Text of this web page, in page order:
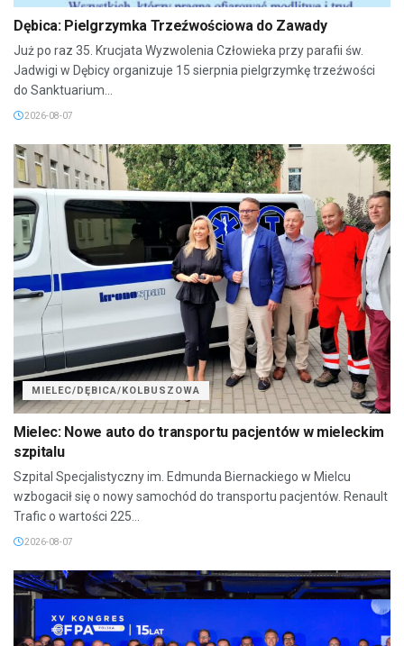
Dębica: Pielgrzymka Trzeźwościowa do Zawady
Już po raz 35. Krucjata Wyzwolenia Człowieka przy parafii św.
Jadwigi w Dębicy organizuje 15 sierpnia pielgrzymkę trzeźwości
do Sanktuarium...
2026-08-07
MIELEC/DĘBICA/KOLBUSZOWA
Mielec: Nowe auto do transportu pacjentów w mieleckim
szpitalu
Szpital Specjalistyczny im. Edmunda Biernackiego w Mielcu
wzbogacił się o nowy samochód do transportu pacjentów. Renault
Trafic o wartości 225...
2026-08-07